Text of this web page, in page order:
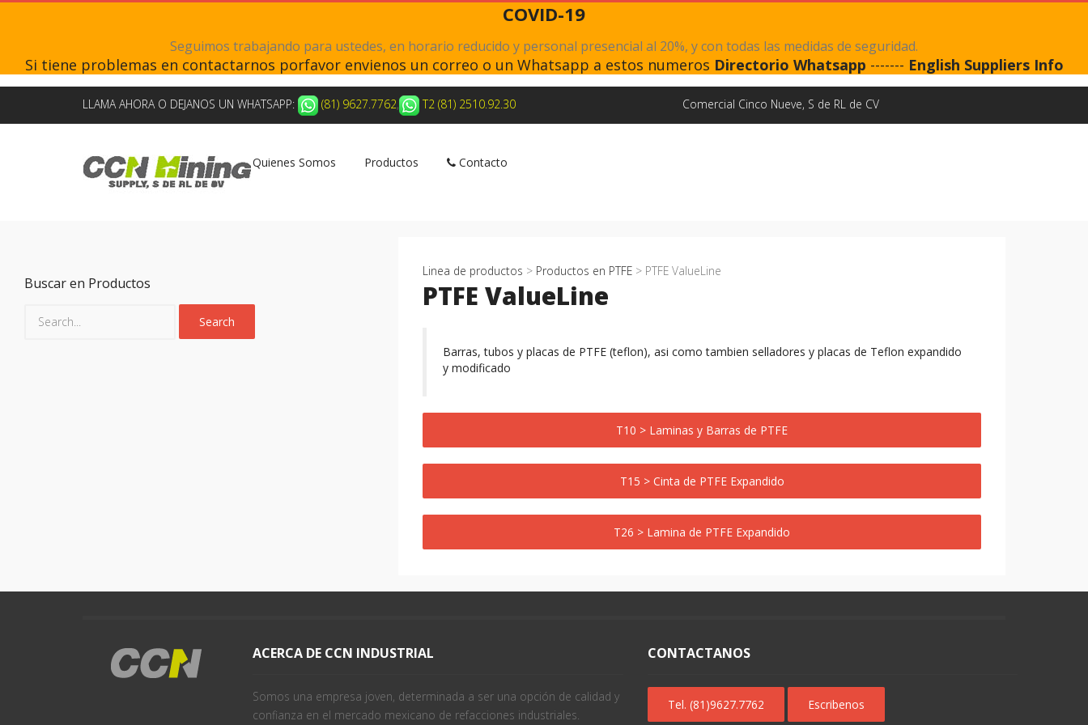
COVID-19
Seguimos trabajando para ustedes, en horario reducido y personal presencial al 20%, y con todas las medidas de seguridad.
Si tiene problemas en contactarnos porfavor envienos un correo o un Whatsapp a estos numeros Directorio Whatsapp ------- English Suppliers Info
LLAMA AHORA O DEJANOS UN WHATSAPP: (81) 9627.7762, T2 (81) 2510.92.30 Comercial Cinco Nueve, S de RL de CV
Quienes Somos Productos Contacto
Buscar en Productos
Linea de productos > Productos en PTFE > PTFE ValueLine
PTFE ValueLine
Barras, tubos y placas de PTFE (teflon), asi como tambien selladores y placas de Teflon expandido
y modificado
T10 > Laminas y Barras de PTFE
T15 > Cinta de PTFE Expandido
T26 > Lamina de PTFE Expandido
ACERCA DE CCN INDUSTRIAL
Somos una empresa joven, determinada a ser una opción de calidad y
confianza en el mercado mexicano de refacciones industriales.
CONTACTANOS
Tel. (81)9627.7762 Escribenos